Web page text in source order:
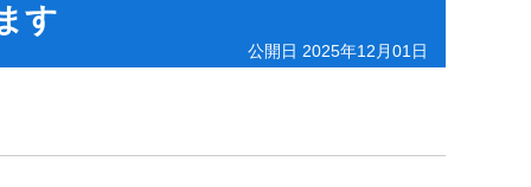
す
公開日 2025年12月01日